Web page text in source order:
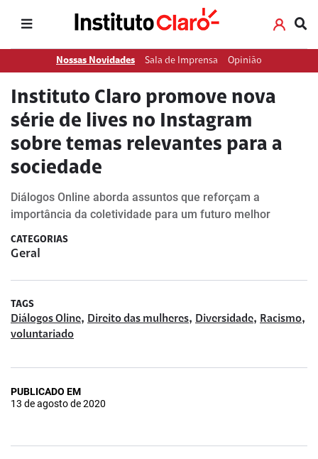
Nossas Novidades Sala de Imprensa Opinião
Instituto Claro promove nova
série de lives no Instagram
sobre temas relevantes para a
sociedade
Diálogos Online aborda assuntos que reforçam a
importância da coletividade para um futuro melhor
CATEGORIAS
Geral
TAGS
Diálogos Oline, Direito das mulheres, Diversidade, Racismo,
voluntariado
PUBLICADO EM
13 de agosto de 2020